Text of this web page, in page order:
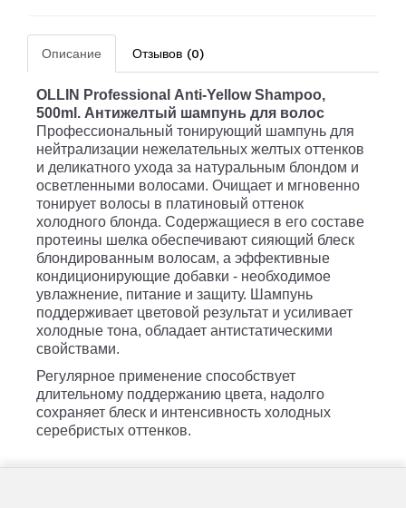
Описание Отзывов (0)
OLLIN Professional Anti-Yellow Shampoo,
500ml. Антижелтый шампунь для волос
Профессиональный тонирующий шампунь для
нейтрализации нежелательных желтых оттенков
и деликатного ухода за натуральным блондом и
осветленными волосами. Очищает и мгновенно
тонирует волосы в платиновый оттенок
холодного блонда. Содержащиеся в его составе
протеины шелка обеспечивают сияющий блеск
блондированным волосам, а эффективные
кондиционирующие добавки - необходимое
увлажнение, питание и защиту. Шампунь
поддерживает цветовой результат и усиливает
холодные тона, обладает антистатическими
свойствами.
Регулярное применение способствует
длительному поддержанию цвета, надолго
сохраняет блеск и интенсивность холодных
серебристых оттенков.